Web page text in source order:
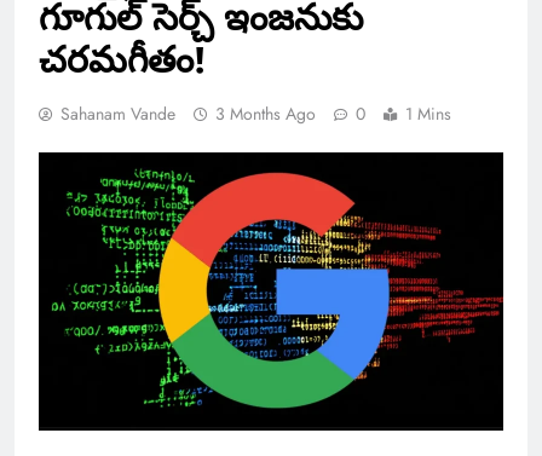
గూగుల్ సెర్చ్ ఇంజనుకు
చరమగీతం!
Sahanam Vande 3 Months Ago 0 1 Mins